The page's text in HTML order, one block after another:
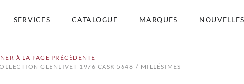
SERVICES CATALOGUE MARQUES NOUVELLES
À LA PAGE PRÉCÉDENTE
GLENLIVET 1976 CASK 5648
MILLÉSIMES